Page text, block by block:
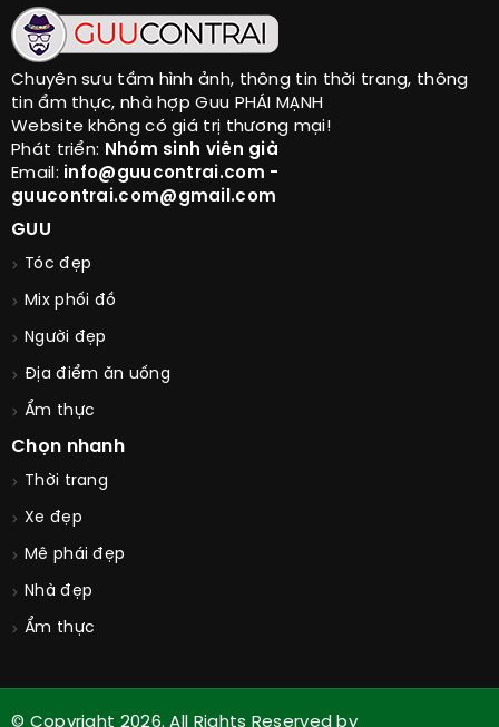
Chuyên sưu tầm hình ảnh, thông tin thời trang, thông
tin ẩm thực, nhà hợp Guu PHÁI MẠNH
Website không có giá trị thương mại!
Phát triển: Nhóm sinh viên già
Email: info@guucontrai.com -
guucontrai.com@gmail.com
GUU
Tóc đẹp
Mix phối đồ
Người đẹp
Địa điểm ăn uống
Ẩm thực
Chọn nhanh
Thời trang
Xe đẹp
Mê phái đẹp
Nhà đẹp
Ẩm thực
© Copyright 2026. All Rights Reserved by